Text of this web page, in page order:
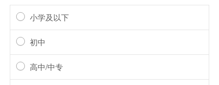
小学及以下
初中
高中/中专